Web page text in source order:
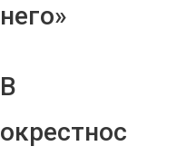
него»
В
окрестнос